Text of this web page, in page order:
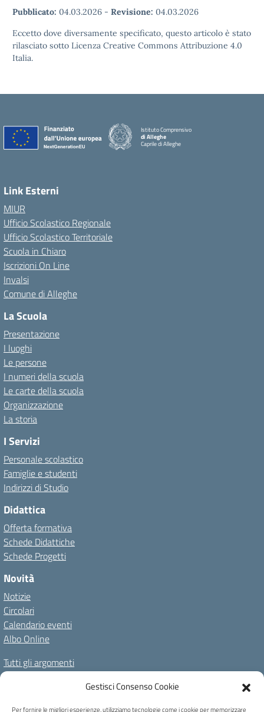
Gestisci Consenso Cookie
Per fornire le migliori esperienze, utilizziamo tecnologie come i cookie per memorizzare
Pubblicato: 04.03.2026 - Revisione: 04.03.2026
Eccetto dove diversamente specificato, questo articolo è stato
rilasciato sotto Licenza Creative Commons Attribuzione 4.0
Italia.
Istituto Comprensivo
di Alleghe
Caprile di Alleghe
Link Esterni
MIUR
Ufficio Scolastico Regionale
Ufficio Scolastico Territoriale
Scuola in Chiaro
Iscrizioni On Line
Invalsi
Comune di Alleghe
La Scuola
Presentazione
I luoghi
Le persone
I numeri della scuola
Le carte della scuola
Organizzazione
La storia
I Servizi
Personale scolastico
Famiglie e studenti
Indirizzi di Studio
Didattica
Offerta formativa
Schede Didattiche
Schede Progetti
Novità
Notizie
Circolari
Calendario eventi
Albo Online
Tutti gli argomenti
Il nostro territorio